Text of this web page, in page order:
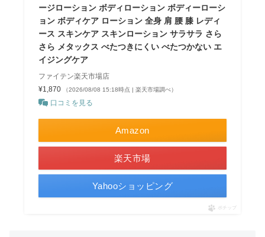
ージローション ボディローション ボディーローシ
ョン ボディケア ローション 全身 肩 腰 膝 レディ
ース スキンケア スキンローション サラサラ さら
さら メタックス べたつきにくい べたつかない エ
イジングケア
ファイテン楽天市場店
¥1,870
（2026/08/08 15:18時点 | 楽天市場調べ）
口コミを見る
Amazon
楽天市場
Yahooショッピング
ポチップ